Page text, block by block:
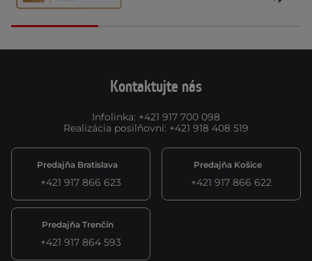
Kontaktujte nás
Infolinka: +421 917 700 098
Realizácia posilňovní: +421 918 408 519
Predajňa Bratislava
+421 917 866 623
Predajňa Košice
+421 917 866 622
Predajňa Trenčín
+421 917 864 593